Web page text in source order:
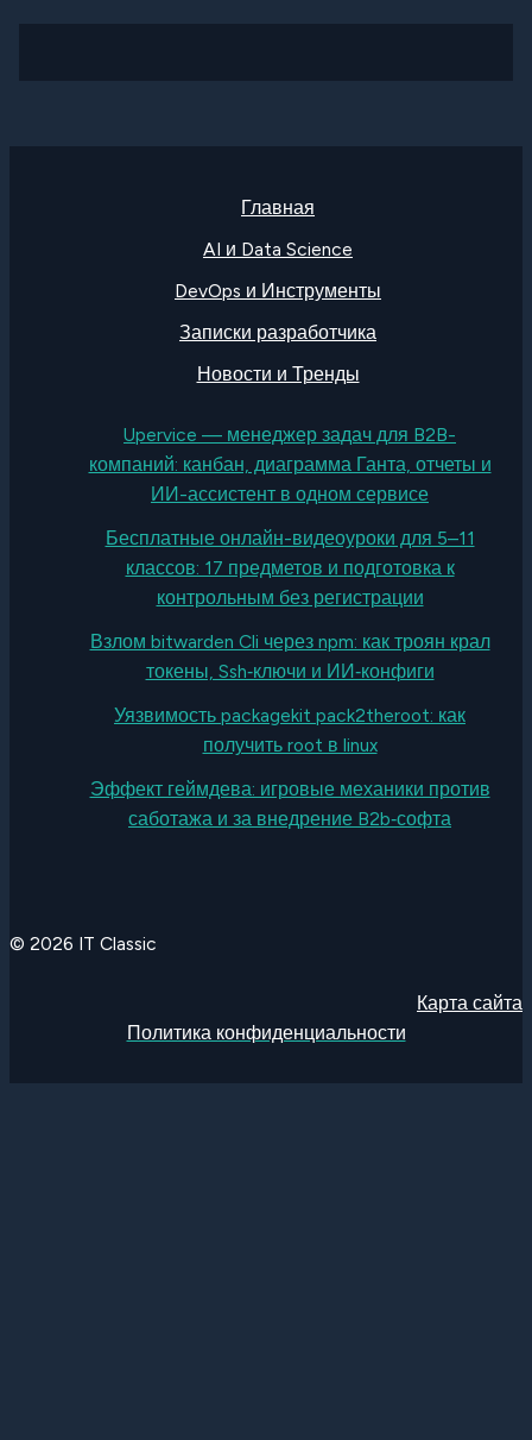
Главная
AI и Data Science
DevOps и Инструменты
Записки разработчика
Новости и Тренды
Upervice — менеджер задач для B2B-
компаний: канбан, диаграмма Ганта, отчеты и
ИИ-ассистент в одном сервисе
Бесплатные онлайн-видеоуроки для 5–11
классов: 17 предметов и подготовка к
контрольным без регистрации
Взлом bitwarden Cli через npm: как троян крал
токены, Ssh‑ключи и ИИ‑конфиги
Уязвимость packagekit pack2theroot: как
получить root в linux
Эффект геймдева: игровые механики против
саботажа и за внедрение B2b‑софта
© 2026 IT Classic
Карта сайта
Политика конфиденциальности